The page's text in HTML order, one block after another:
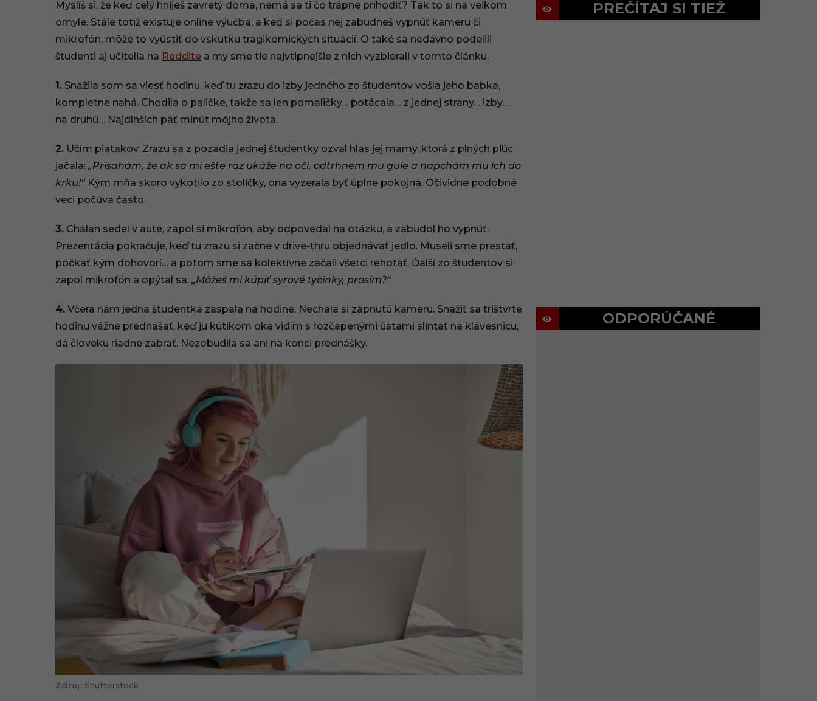
0
.
2
2
2
2
0
3
4
Myslíš si, že keď celý hniješ zavretý doma, nemá sa ti čo trápne prihodiť? Tak to si na veľkom
omyle. Stále totiž existuje online výučba, a keď si počas nej zabudneš vypnúť kameru či
mikrofón, môže to vyústiť do vskutku tragikomických situácií. O také sa nedávno podelili
študenti aj učitelia na Reddite a my sme tie najvtipnejšie z nich vyzbierali v tomto článku.
1. Snažila som sa viesť hodinu, keď tu zrazu do izby jedného zo študentov vošla jeho babka,
kompletne nahá. Chodila o paličke, takže sa len pomaličky… potácala… z jednej strany… izby…
na druhú… Najdlhších päť minút môjho života.
2. Učím piatakov. Zrazu sa z pozadia jednej študentky ozval hlas jej mamy, ktorá z plných pľúc
jačala: „Prisahám, že ak sa mi ešte raz ukáže na oči, odtrhnem mu gule a napchám mu ich do
krku!“ Kým mňa skoro vykotilo zo stoličky, ona vyzerala byť úplne pokojná. Očividne podobné
veci počúva často.
3. Chalan sedel v aute, zapol si mikrofón, aby odpovedal na otázku, a zabudol ho vypnúť.
Prezentácia pokračuje, keď tu zrazu si začne v drive-thru objednávať jedlo. Museli sme prestať,
počkať kým dohovorí… a potom sme sa kolektívne začali všetci rehotať. Ďalší zo študentov si
zapol mikrofón a opýtal sa: „Môžeš mi kúpiť syrové tyčinky, prosím?“
4. Včera nám jedna študentka zaspala na hodine. Nechala si zapnutú kameru. Snažiť sa trištvrte
hodinu vážne prednášať, keď ju kútikom oka vidím s rozčapenými ústami slintať na klávesnicu,
dá človeku riadne zabrať. Nezobudila sa ani na konci prednášky.
Shutterstock
PREČÍTAJ SI TIEŽ
ODPORÚČANÉ